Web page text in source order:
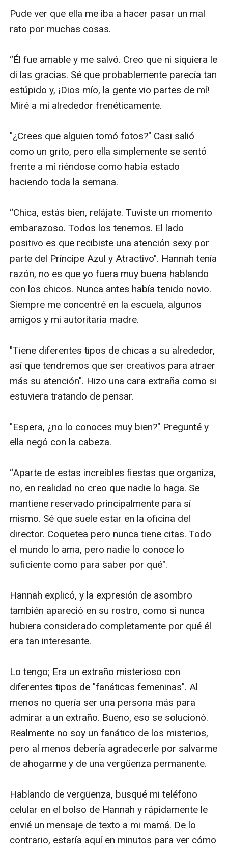
Pude ver que ella me iba a hacer pasar un mal
rato por muchas cosas.
“Él fue amable y me salvó. Creo que ni siquiera le
di las gracias. Sé que probablemente parecía tan
estúpido y, ¡Dios mío, la gente vio partes de mí!
Miré a mi alrededor frenéticamente.
"¿Crees que alguien tomó fotos?" Casi salió
como un grito, pero ella simplemente se sentó
frente a mí riéndose como había estado
haciendo toda la semana.
“Chica, estás bien, relájate. Tuviste un momento
embarazoso. Todos los tenemos. El lado
positivo es que recibiste una atención sexy por
parte del Príncipe Azul y Atractivo". Hannah tenía
razón, no es que yo fuera muy buena hablando
con los chicos. Nunca antes había tenido novio.
Siempre me concentré en la escuela, algunos
amigos y mi autoritaria madre.
"Tiene diferentes tipos de chicas a su alrededor,
así que tendremos que ser creativos para atraer
más su atención". Hizo una cara extraña como si
estuviera tratando de pensar.
"Espera, ¿no lo conoces muy bien?" Pregunté y
ella negó con la cabeza.
“Aparte de estas increíbles fiestas que organiza,
no, en realidad no creo que nadie lo haga. Se
mantiene reservado principalmente para sí
mismo. Sé que suele estar en la oficina del
director. Coquetea pero nunca tiene citas. Todo
el mundo lo ama, pero nadie lo conoce lo
suficiente como para saber por qué".
Hannah explicó, y la expresión de asombro
también apareció en su rostro, como si nunca
hubiera considerado completamente por qué él
era tan interesante.
Lo tengo; Era un extraño misterioso con
diferentes tipos de "fanáticas femeninas". Al
menos no quería ser una persona más para
admirar a un extraño. Bueno, eso se solucionó.
Realmente no soy un fanático de los misterios,
pero al menos debería agradecerle por salvarme
de ahogarme y de una vergüenza permanente.
Hablando de vergüenza, busqué mi teléfono
celular en el bolso de Hannah y rápidamente le
envié un mensaje de texto a mi mamá. De lo
contrario, estaría aquí en minutos para ver cómo